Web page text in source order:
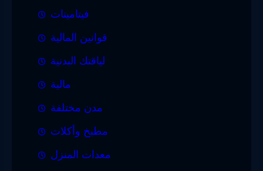
فيتامينات
قوانين المالية
لياقتك البدنية
مالية
مدن مختلفة
مطبخ وأكلات
معدات المنزل